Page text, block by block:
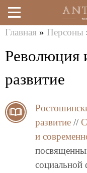
к
здесь
Главная » Персоны
Революция
развитие
развитие //
и